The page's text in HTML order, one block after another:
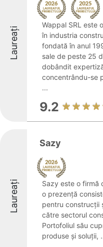
Laureați
Wappal SRL este
în industria
fondată în anul
sale de peste 25
dobândit
concentrându-se
...
9.2
Laureați
Sazy
Sazy este o firmă
o prezență
pentru construcții
către sectorul
Portofoliul său
produse și soluții,